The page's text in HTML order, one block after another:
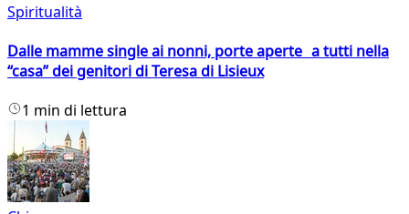
Spiritualità
Dalle mamme single ai nonni, porte aperte a tutti nella
“casa” dei genitori di Teresa di Lisieux
1 min di lettura